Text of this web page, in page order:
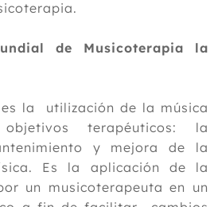
de Musicoterapia la
es la utilización de la música
terapéuticos: la
y mejora de la
Es la aplicación de la
un musicoterapeuta en un